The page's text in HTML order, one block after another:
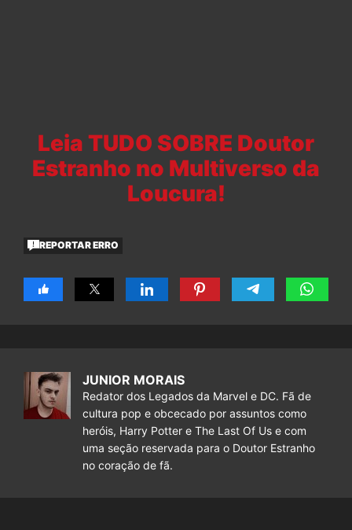
Leia TUDO SOBRE Doutor
Estranho no Multiverso da
Loucura!
REPORTAR ERRO
JUNIOR MORAIS
Redator dos Legados da Marvel e DC. Fã de
cultura pop e obcecado por assuntos como
heróis, Harry Potter e The Last Of Us e com
uma seção reservada para o Doutor Estranho
no coração de fã.